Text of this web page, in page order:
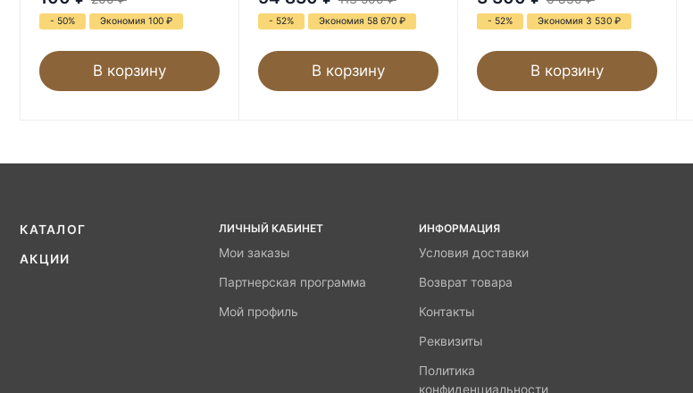
- 50% Экономия 100 ₽
В корзину
- 52% Экономия 58 670 ₽
В корзину
- 52% Экономия 3 530 ₽
В корзину
КАТАЛОГ
АКЦИИ
ЛИЧНЫЙ КАБИНЕТ
Мои заказы
Партнерская программа
Мой профиль
ИНФОРМАЦИЯ
Условия доставки
Возврат товара
Контакты
Реквизиты
Политика
конфиденциальности